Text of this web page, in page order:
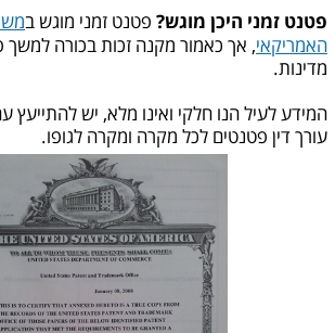
פטנט זמני היכן מוגש?פטנט זמני מוגש ב
האמריקאי
מדינות.
המידע לעיל הנו חלקי ואינו מלא, יש להתייעץ
עורך דין פטנטים לכל מקרה ומקרה לגופו.